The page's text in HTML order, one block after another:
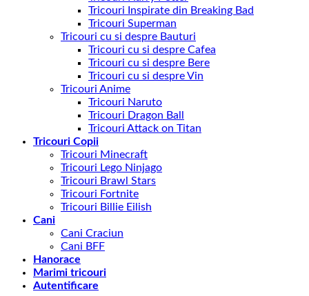
Tricouri Inspirate din Breaking Bad
Tricouri Superman
Tricouri cu si despre Bauturi
Tricouri cu si despre Cafea
Tricouri cu si despre Bere
Tricouri cu si despre Vin
Tricouri Anime
Tricouri Naruto
Tricouri Dragon Ball
Tricouri Attack on Titan
Tricouri Copii
Tricouri Minecraft
Tricouri Lego Ninjago
Tricouri Brawl Stars
Tricouri Fortnite
Tricouri Billie Eilish
Cani
Cani Craciun
Cani BFF
Hanorace
Marimi tricouri
Autentificare